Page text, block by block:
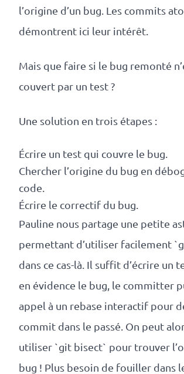
l’origine d’un bug. Les commits
démontrent ici leur intérêt.
Mais que faire si le bug remonté
couvert par un test ?
Une solution en trois étapes :
Écrire un test qui couvre le bug.
Chercher l’origine du bug en
code.
Écrire le correctif du bug.
Pauline nous partage une petite
permettant d’utiliser facilement
dans ce cas-là. Il suffit d’écrire un
en évidence le bug, le committer
appel à un rebase interactif pour
commit dans le passé. On peut
utiliser `git bisect` pour trouver
bug ! Plus besoin de fouiller dans